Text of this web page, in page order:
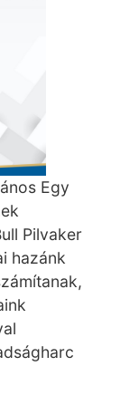
Egy
Pilvaker
hazánk